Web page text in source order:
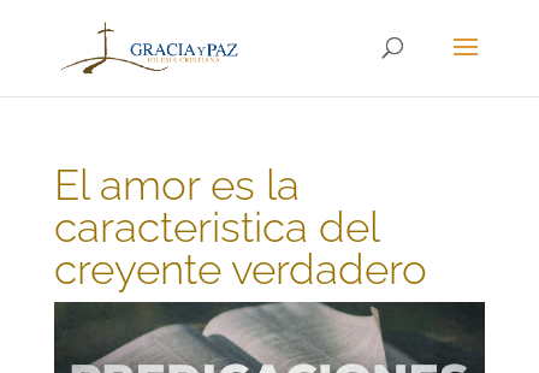
El amor es la
caracteristica del
creyente verdadero